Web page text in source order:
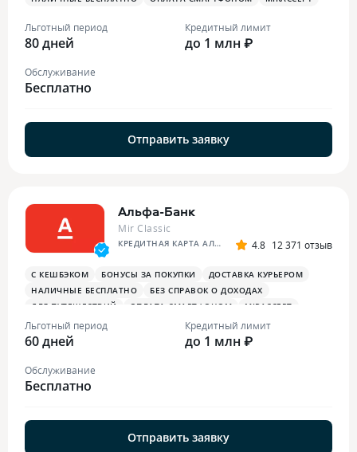
Льготный период
80 дней
Кредитный лимит
до 1 млн ₽
Обслуживание
Бесплатно
Отправить заявку
Альфа-Банк
Mir Classic
КРЕДИТНАЯ КАРТА АЛЬФА-БАНКА 4.8 12 371 отзыв
С КЕШБЭКОМ БОНУСЫ ЗА ПОКУПКИ
ДОСТАВКА КУРЬЕРОМ
НАЛИЧНЫЕ БЕСПЛАТНО
БЕЗ СПРАВОК О ДОХОДАХ
ДЛЯ ПУТЕШЕСТВИЙ
ОПЛАТА СМАРТФОНОМ
MIRACCEPT
ДЛЯ САМОЗАНЯТЫХ
ПЛАТЕЖНЫЙ СТИКЕР
Льготный период
60 дней
Кредитный лимит
до 1 млн ₽
Обслуживание
Бесплатно
Отправить заявку